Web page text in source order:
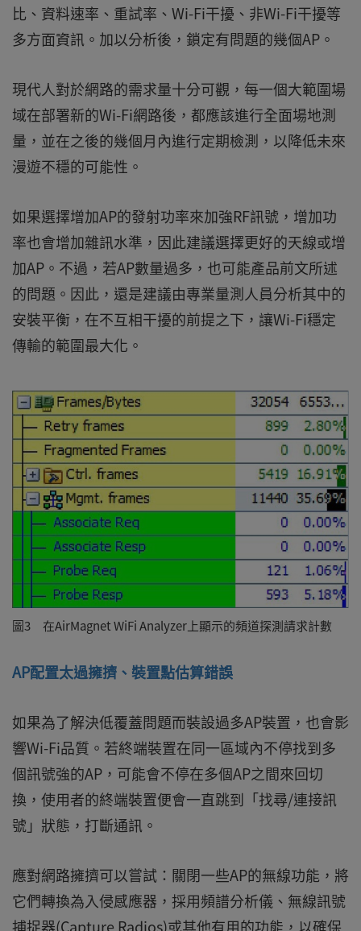
比、資料速率、重試率、Wi-Fi干擾、非Wi-Fi干擾等
多方面資訊。加以分析後，鎖定有問題的幾個AP。
現代人對於網路的需求量十分可觀，每一個大範圍場
域在部署新的Wi-Fi網路後，都應該進行全面場地測
量，並在之後的幾個月內進行定期檢測，以降低未來
漫遊不穩的可能性。
如果選擇增加AP的發射功率來加強RF訊號，增加功
率也會增加雜訊水準，因此建議選擇更好的天線或增
加AP。不過，若AP數量過多，也可能產品前文所述
的問題。因此，還是建議由專業量測人員分析其中的
安裝平衡，在不互相干擾的前提之下，讓Wi-Fi穩定
傳輸的範圍最大化。
圖3 在AirMagnet WiFi Analyzer上顯示的頻道探測請求計數
AP配置太過擁擠、裝置點估算錯誤
如果為了解決低覆蓋問題而裝設過多AP裝置，也會影
響Wi-Fi品質。若終端裝置在同一區域內不停找到多
個訊號強的AP，可能會不停在多個AP之間來回切
換，使用者的終端裝置便會一直跳到「找尋/連接訊
號」狀態，打斷通訊。
應對網路擁擠可以嘗試：關閉一些AP的無線功能，將
它們轉換為入侵感應器，採用頻譜分析儀、無線訊號